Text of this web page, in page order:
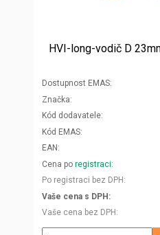
HVI-long-vodič D
Dostupnost EMAS
Značka
Kód dodavatele
Kód EMAS
EAN
Cena po registraci
Po registraci bez DPH
Vaše cena s DPH
Vaše cena bez DPH